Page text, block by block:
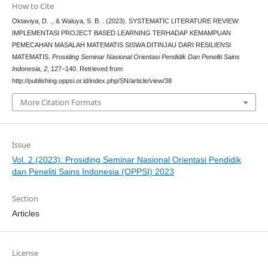
How to Cite
Oktaviya, D. ., & Waluya, S. B. . (2023). SYSTEMATIC LITERATURE REVIEW:
IMPLEMENTASI PROJECT BASED LEARNING TERHADAP KEMAMPUAN
PEMECAHAN MASALAH MATEMATIS SISWA DITINJAU DARI RESILIENSI
MATEMATIS. Prosiding Seminar Nasional Orientasi Pendidik Dan Peneliti Sains
Indonesia, 2, 127–140. Retrieved from
http://publishing.oppsi.or.id/index.php/SN/article/view/38
More Citation Formats
Issue
Vol. 2 (2023): Prosiding Seminar Nasional Orientasi Pendidik
dan Peneliti Sains Indonesia (OPPSI) 2023
Section
Articles
License